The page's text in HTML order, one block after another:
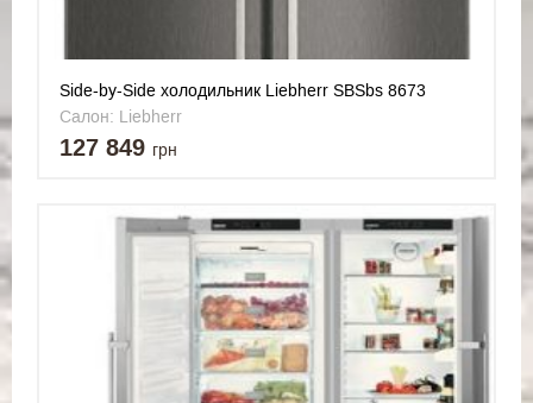
Side-by-Side холодильник Liebherr SBSbs 8673
Салон: Liebherr
127 849 грн